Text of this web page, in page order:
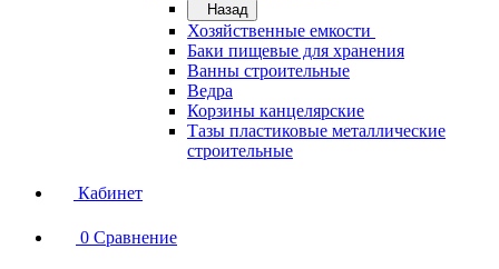
Назад
Хозяйственные емкости
Баки пищевые для хранения
Ванны строительные
Ведра
Корзины канцелярские
Тазы пластиковые металлические
строительные
Кабинет
0 Сравнение